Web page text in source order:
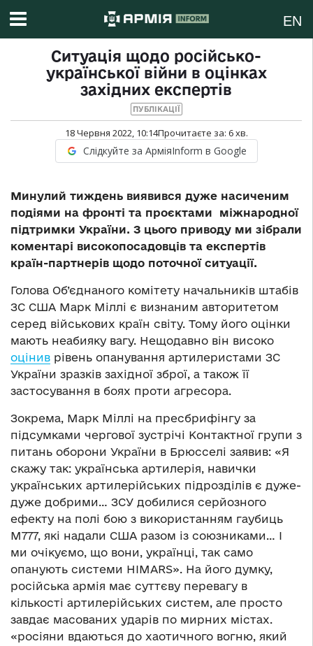
EN
Ситуація щодо російсько-
української війни в оцінках
західних експертів
ПУБЛІКАЦІЇ
18 Червня 2022, 10:14Прочитаєте за: 6хв.
Слідкуйте за АрміяInform в Google
Минулий тиждень виявився дуже насиченим
подіями на фронті та проєктами міжнародної
підтримки України. З цього приводу ми зібрали
коментарі високопосадовців та експертів
країн-партнерів щодо поточної ситуації.
Голова Об’єднаного комітету начальників штабів
ЗС США Марк Міллі є визнаним авторитетом
серед військових країн світу. Тому його оцінки
мають неабияку вагу. Нещодавно він високо
оцінив рівень опанування артилеристами ЗС
України зразків західної зброї, а також її
застосування в боях проти агресора.
Зокрема, Марк Міллі на пресбрифінгу за
підсумками чергової зустрічі Контактної групи з
питань оборони України в Брюсселі заявив: «Я
скажу так: українська артилерія, навички
українських артилерійських підрозділів є дуже-
дуже добрими… ЗСУ добилися серйозного
ефекту на полі бою з використанням гаубиць
M777, які надали США разом із союзниками… І
ми очікуємо, що вони, українці, так само
опанують системи HIMARS». На його думку,
російська армія має суттєву перевагу в
кількості артилерійських систем, але просто
завдає масованих ударів по мирних містах.
«росіяни вдаються до хаотичного вогню, який